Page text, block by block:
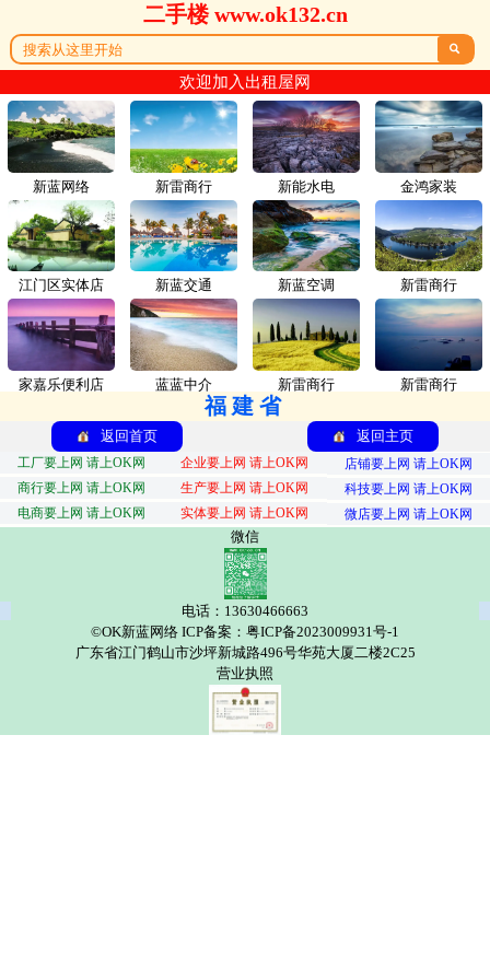
二手楼 www.ok132.cn

欢迎加入出租屋网
新蓝网络 新雷商行
江门区实体店 新蓝交通
家嘉乐便利店 蓝蓝中介
新能水电 金鸿家装
新蓝空调 新雷商行
新雷商行 新雷商行
福建省
返回首页 返回主页
工厂要上网 请上OK网 企业要上网 请上OK网
店铺要上网 请上OK网
商行要上网 请上OK网
生产要上网 请上OK网
科技要上网 请上OK网
电商要上网 请上OK网
实体要上网 请上OK网 微店要上网 请上OK网
微信
电话：13630466663
©OK新蓝网络 ICP备案：粤ICP备2023009931号-1
广东省江门鹤山市沙坪新城路496号华苑大厦二楼2C25
营业执照